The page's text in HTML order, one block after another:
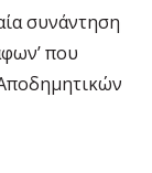
συνάντηση
που